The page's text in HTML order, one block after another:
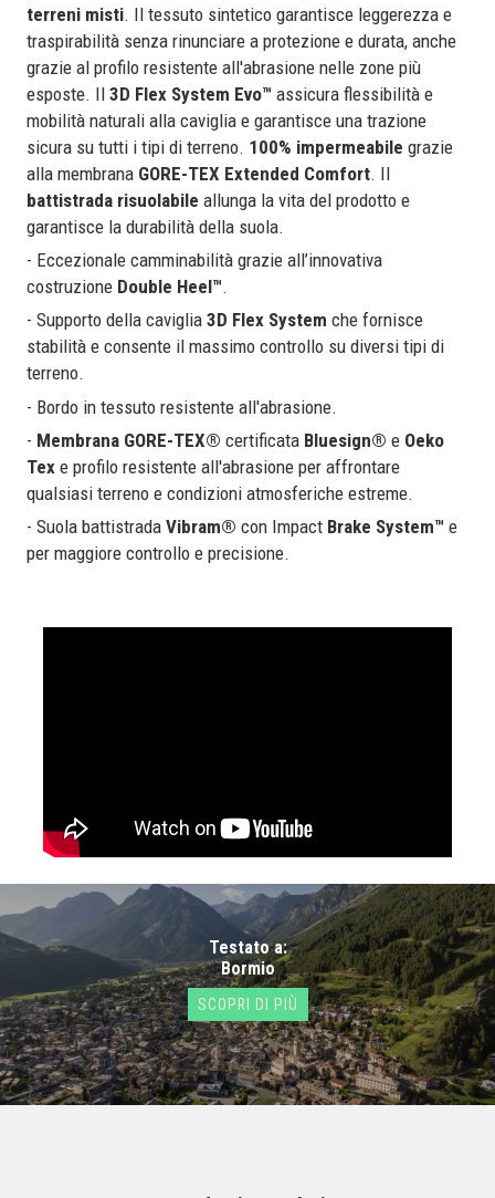
terreni misti. Il tessuto sintetico garantisce leggerezza e
traspirabilità senza rinunciare a protezione e durata, anche
grazie al profilo resistente all'abrasione nelle zone più
esposte. Il 3D Flex System Evo™ assicura flessibilità e
mobilità naturali alla caviglia e garantisce una trazione
sicura su tutti i tipi di terreno. 100% impermeabile grazie
alla membrana GORE-TEX Extended Comfort. Il
battistrada risuolabile allunga la vita del prodotto e
garantisce la durabilità della suola.
- Eccezionale camminabilità grazie all’innovativa
costruzione Double Heel™.
- Supporto della caviglia 3D Flex System che fornisce
stabilità e consente il massimo controllo su diversi tipi di
terreno.
- Bordo in tessuto resistente all'abrasione.
- Membrana GORE-TEX® certificata Bluesign® e Oeko
Tex e profilo resistente all'abrasione per affrontare
qualsiasi terreno e condizioni atmosferiche estreme.
- Suola battistrada Vibram® con Impact Brake System™ e
per maggiore controllo e precisione.
Testato a:
Bormio
SCOPRI DI PIÙ